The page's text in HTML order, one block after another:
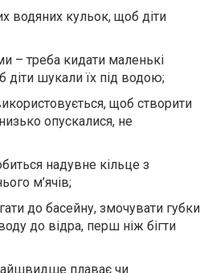
водяних кульок, щоб діти
– треба кидати маленькі
діти шукалиїх під водою;
, щоб створити
низько опускалися, не
надувне кільце з
м’ячів;
гати до басейну, змочувати губки
до відра, перш ніж бігти
плаває чи